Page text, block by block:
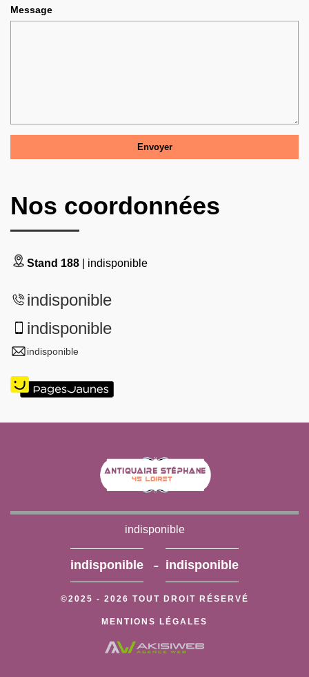
Message
Nos coordonnées
Stand 188 | indisponible
indisponible
indisponible
indisponible
indisponible
indisponible - indisponible
©2025 - 2026 TOUT DROIT RÉSERVÉ
MENTIONS LÉGALES